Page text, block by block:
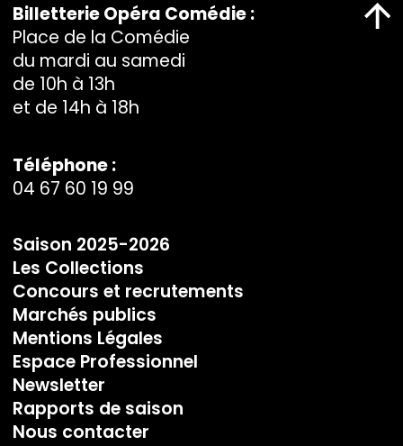
Billetterie Opéra Comédie :
Place de la Comédie
du mardi au samedi
de 10h à 13h
et de 14h à 18h
Téléphone :
04 67 60 19 99
Saison 2025-2026
Les Collections
Concours et recrutements
Marchés publics
Mentions Légales
Espace Professionnel
Newsletter
Rapports de saison
Nous contacter